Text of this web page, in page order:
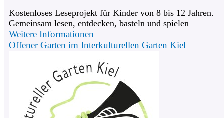
Kostenloses Leseprojekt für Kinder von 8 bis 12 Jahren.
Gemeinsam lesen, entdecken, basteln und spielen
Weitere Informationen
Offener Garten im Interkulturellen Garten Kiel